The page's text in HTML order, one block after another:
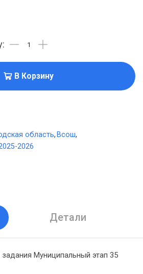
В Корзину
область, Всош,
2026
Детали
Муниципальный этап 35